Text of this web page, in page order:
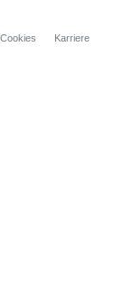
Karriere